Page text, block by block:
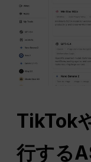
TikTok
行する